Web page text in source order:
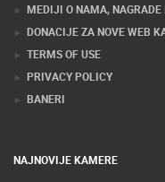
MEDIJI O NAMA,
DONACIJE ZA NOVE WEB
TERMS OF USE
PRIVACY POLICY
BANERI
NAJNOVIJE KAMERE